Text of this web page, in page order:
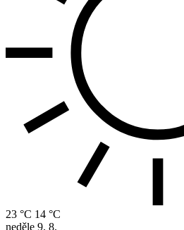
23 °C 14 °C
neděle 9. 8.